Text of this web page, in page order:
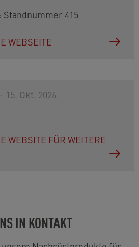
Standnummer 415
WEBSEITE
15. Okt. 2026
WEBSITE FÜR WEITERE
IN KONTAKT